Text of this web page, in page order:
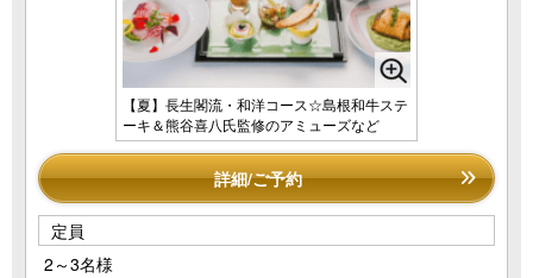
【夏】長生閣流・和洋コース☆島根和牛ステ
ーキ＆熊谷喜八氏監修のアミューズなど
詳細/ご予約
定員
2～3名様